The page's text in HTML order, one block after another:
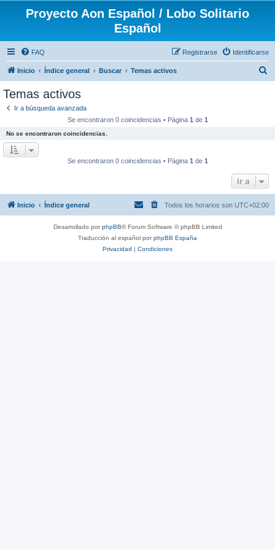
Proyecto Aon Español / Lobo Solitario
Español
FAQ Identificarse
Registrarse
Inicio Índice general Buscar Temas activos
Temas activos
Ir a búsqueda avanzada
Se encontraron 0 coincidencias • Página 1 de 1
No se encontraron coincidencias.
Se encontraron 0 coincidencias • Página 1 de 1
Ir a
Inicio Índice general Todos los horarios son UTC+02:00
Desarrollado porphpBB® Forum Software © phpBB Limited
Traducción al español porphpBB España
Privacidad | Condiciones